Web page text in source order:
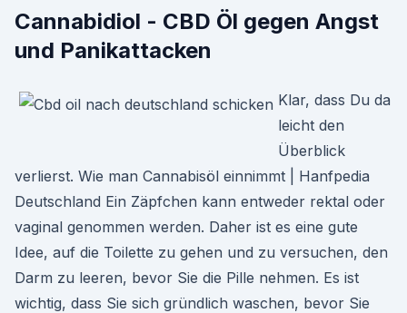
Cannabidiol - CBD Öl gegen Angst
und Panikattacken
Klar, dass Du da
leicht den
Überblick
verlierst. Wie man Cannabisöl einnimmt | Hanfpedia
Deutschland Ein Zäpfchen kann entweder rektal oder
vaginal genommen werden. Daher ist es eine gute
Idee, auf die Toilette zu gehen und zu versuchen, den
Darm zu leeren, bevor Sie die Pille nehmen. Es ist
wichtig, dass Sie sich gründlich waschen, bevor Sie